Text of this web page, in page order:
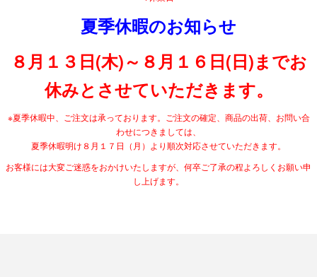
夏季休暇のお知らせ
８月１３日(木)～８月１６日(日)までお
休みとさせていただきます。
※夏季休暇中、ご注文は承っております。ご注文の確定、商品の出荷、お問い合
わせにつきましては、
夏季休暇明け８月１７日（月）より順次対応させていただきます。
お客様には大変ご迷惑をおかけいたしますが、何卒ご了承の程よろしくお願い申
し上げます。